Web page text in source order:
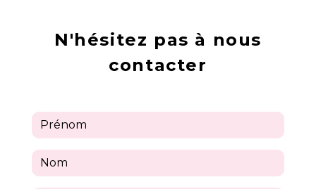
N'hésitez pas à nous
contacter